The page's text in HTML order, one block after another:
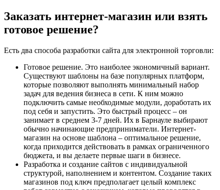
Заказать интернет-магазин или взять
готовое решение?
Есть два способа разработки сайта для электронной торговли:
Готовое решение. Это наиболее экономичный вариант.
Существуют шаблоны на базе популярных платформ,
которые позволяют выполнять минимальный набор
задач для ведения бизнеса в сети. К ним можно
подключить самые необходимые модули, доработать их
под себя и запустить. Это быстрый процесс – он
занимает в среднем 3-7 дней. Их в Барнауле выбирают
обычно начинающие предприниматели. Интернет-
магазин на основе шаблона – оптимальное решение,
когда приходится действовать в рамках ограниченного
бюджета, и вы делаете первые шаги в бизнесе.
Разработка и создание сайтов с индивидуальной
структурой, наполнением и контентом. Создание таких
магазинов под ключ предполагает целый комплекс